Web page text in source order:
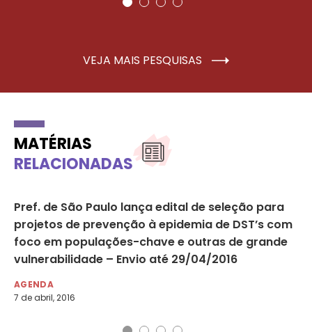
VEJA MAIS PESQUISAS
MATÉRIAS
RELACIONADAS
Pref. de São Paulo lança edital de seleção para
projetos de prevenção à epidemia de DST’s com
foco em populações-chave e outras de grande
vulnerabilidade – Envio até 29/04/2016
AGENDA
7 de abril, 2016